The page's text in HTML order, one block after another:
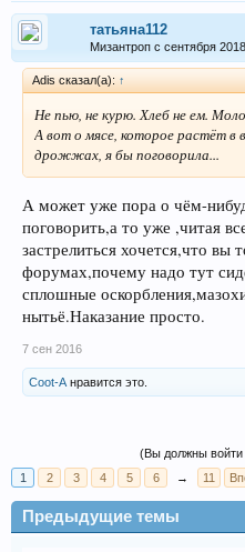
татьяна112
Мизантроп с сентября
Adis сказал(а): ↑
Не пью, не курю. Хлеб не ем.
А вот о мясе, которое растёт в
дрожжах, я бы поговорила...
А может уже пора о чём-
поговорить,а то уже ,читая
застрелиться хочется,что вы
форумах,почему надо тут
сплошные
нытьё.Наказание просто.
7 сен 2016
Coot-A нравится это.
(Вы должны войти
1
2 3 4 5 6 → 11
Предыдущие темы